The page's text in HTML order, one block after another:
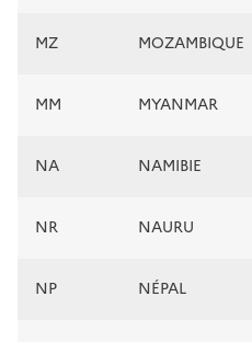
MZ MOZAMBIQUE
MM MYANMAR
NA NAMIBIE
NR NAURU
NP NÉPAL